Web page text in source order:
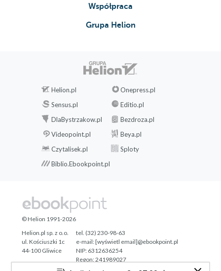
Współpraca
Grupa Helion
Helion.pl
Onepress.pl
Sensus.pl
Editio.pl
DlaBystrzakow.pl
Bezdroza.pl
Videopoint.pl
Beya.pl
Czytalisek.pl
Sploty
Biblio.Ebookpoint.pl
© Helion 1991-2026
Helion.pl sp. z o.o.
ul. Kościuszki 1c
44-100 Gliwice
tel. (32) 230-98-63
e-mail:[wyświetl email]@ebookpoint.pl
NIP: 6312636254
Regon: 241989027